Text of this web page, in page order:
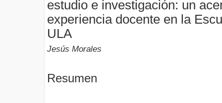
estudio e investigación: un
experiencia docente en la
ULA
Jesús Morales
Resumen